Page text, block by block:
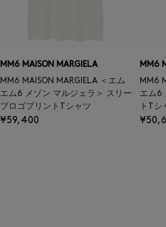
MM6 MAISON MARGIELA
MM6 MAISON MARGIELA ＜エム
エム6 メゾン マルジェラ＞ スリー
ブロゴプリントTシャツ
¥59,400
MM6
MM6
エム6
トTシ